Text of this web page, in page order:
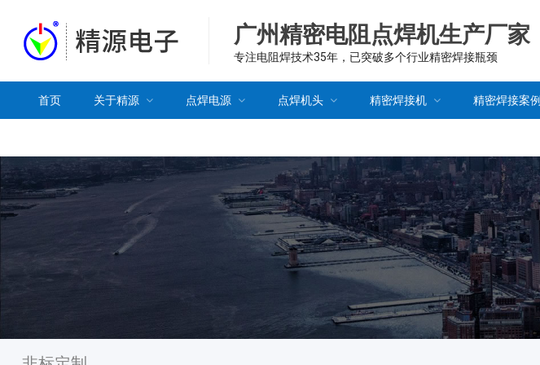
广州精密电阻点焊机生产厂家
专注电阻焊技术35年，已突破多个行业精密焊接瓶颈
首页 关于精源 点焊电源 点焊机头 精密焊接机 精密焊接案例